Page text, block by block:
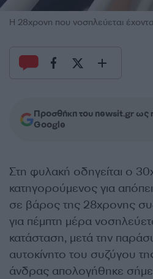
Η 28χρονη που νοσηλεύεται
Προσθήκη του newsit.gr ως
Google
Στη φυλακή οδηγείται ο
κατηγορούμενος για
σε βάρος της 28χρονης
για πέμπτη μέρα
κατάσταση, μετά την
αυτοκίνητο του συζύγου
άνδρας απολογήθηκε